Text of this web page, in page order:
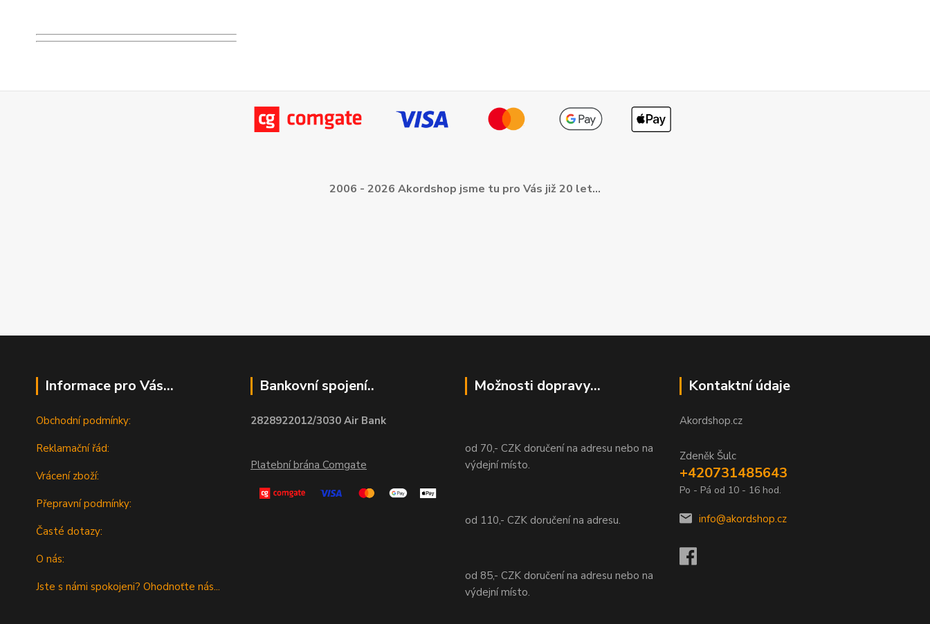
2006 - 2026 Akordshop jsme tu pro Vás již 20 let...
Informace pro Vás...
Obchodní podmínky:
Reklamační řád:
Vrácení zboží:
Přepravní podmínky:
Časté dotazy:
O nás:
Jste s námi spokojeni? Ohodnoťte nás...
Bankovní spojení..
2828922012/3030 Air Bank
Platební brána Comgate
Možnosti dopravy...
od 70,- CZK doručení na adresu nebo na
výdejní místo.
od 110,- CZK doručení na adresu.
od 85,- CZK doručení na adresu nebo na
výdejní místo.
Kontaktní údaje
Akordshop.cz
Zdeněk Šulc
+420731485643
Po - Pá od 10 - 16 hod.
info@akordshop.cz